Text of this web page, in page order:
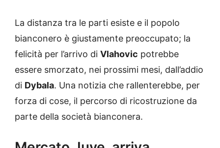
La distanza tra le parti esiste e il popolo
bianconero è giustamente preoccupato; la
felicità per l’arrivo di Vlahovic potrebbe
essere smorzato, nei prossimi mesi, dall’addio
di Dybala. Una notizia che rallenterebbe, per
forza di cose, il percorso di ricostruzione da
parte della società bianconera.